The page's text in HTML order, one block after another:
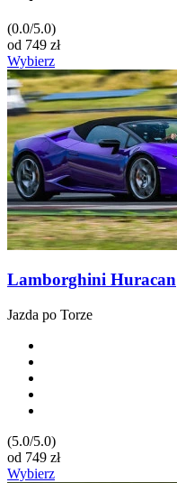
(0.0/5.0)
od 749 zł
Wybierz
Lamborghini Huracan
Jazda po Torze
(5.0/5.0)
od 749 zł
Wybierz